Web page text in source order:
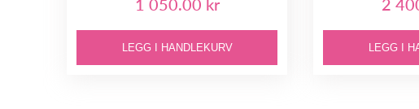
1 050.00 kr
LEGG I HANDLEKURV
2
LEGG I